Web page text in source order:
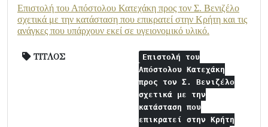
Επιστολή του Απόστολου Κατεχάκη προς τον Σ. Βενιζέλο
σχετικά με την κατάσταση που επικρατεί στην Κρήτη και τις
ανάγκες που υπάρχουν εκεί σε υγειονομικό υλικό.
ΤΙΤΛΟΣ
Επιστολή του
Απόστολου Κατεχάκη
προς τον Σ. Βενιζέλο
σχετικά με την
κατάσταση που
επικρατεί στην Κρήτη